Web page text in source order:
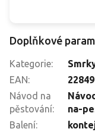
Doplňkové
Kategorie:
EAN:
Návod na
pěstování:
na-
Balení: